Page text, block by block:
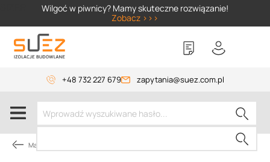
Wilgoć w piwnicy? Mamy skuteczne rozwiązanie!
Zobacz >>>
+48 732 227 679 zapytania@suez.com.pl
Masy bitumiczne